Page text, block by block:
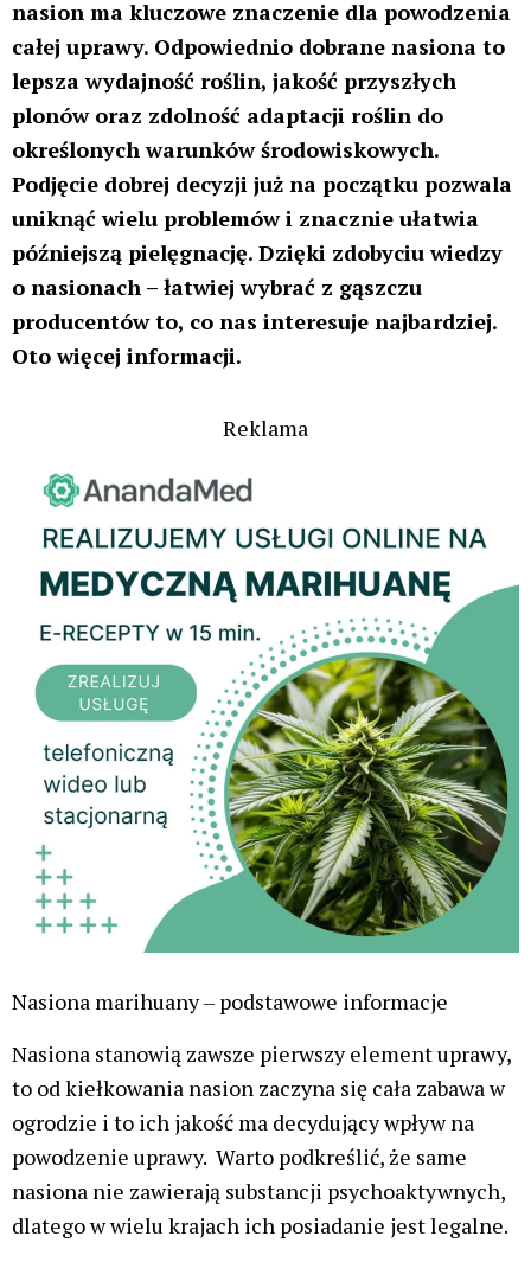
nasiona nie zawierają substancji psychoaktywnych,
dlatego w wielu krajach ich posiadanie jest legalne.
Każde nasiono marihuany posiada kilka
charakterystycznych elementów:
Łupina nasienna – twarda zewnętrzna warstwa
chroniąca zarodek przed uszkodzeniami. Dobre
nasiona są zwykle twarde i mają ciemnobrązowy lub
szarawy kolor z marmurkowym wzorem.
rozwija się przyszła roślina.
Kolor nasiona – im ciemniejsze nasiono, tym
zazwyczaj bardziej dojrzałe i zdrowsze. Jasne lub
zielonkawe nasiona mogą być niedojrzałe i mieć
Twardość – zdrowe nasiona są twarde i odporne na
nacisk. Miękkie mogą być uszkodzone lub martwe.
Wzór na łupinie – charakterystyczne marmurkowe
lub cętkowane wzory są oznaką dojrzałości nasiona.
Nasiona marihuany – rodzaje
Wyróżniamy cztery rodzaje nasion ze względu na ich
Nasiona regularne
Regularne nasiona marihuany są najbardziej
naturalną formą nasion konopi. Z takich nasion
mogą wyrosnąć zarówno rośliny męskie, jak i
żeńskie, zwykle w proporcji około 50/50. Ponieważ
charakteryzuje je stabilna jakość, są szczególnie